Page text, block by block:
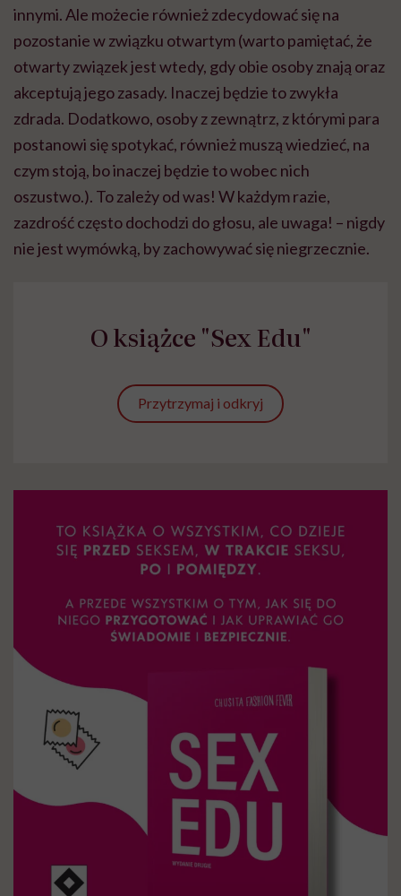
innymi. Ale możecie również zdecydować się na
pozostanie w związku otwartym (warto pamiętać, że
otwarty związek jest wtedy, gdy obie osoby znają oraz
akceptują jego zasady. Inaczej będzie to zwykła
zdrada. Dodatkowo, osoby z zewnątrz, z którymi para
postanowi się spotykać, również muszą wiedzieć, na
czym stoją, bo inaczej będzie to wobec nich
oszustwo.). To zależy od was! W każdym razie,
zazdrość często dochodzi do głosu, ale uwaga! – nigdy
nie jest wymówką, by zachowywać się niegrzecznie.
O książce "Sex Edu"
Przytrzymaj i odkryj